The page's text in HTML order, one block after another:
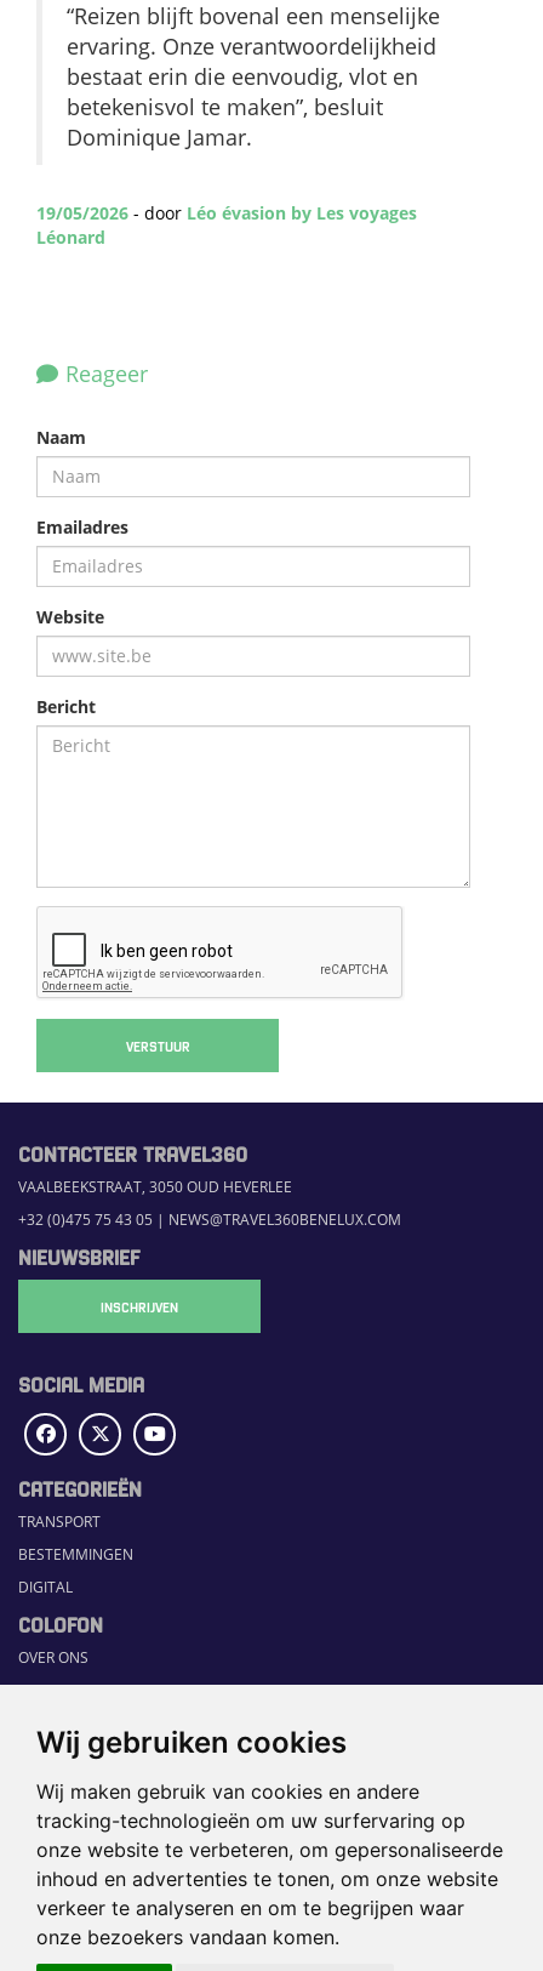
Wij gebruiken cookies
Wij maken gebruik van cookies en andere
tracking-technologieën om uw surfervaring op
onze website te verbeteren, om gepersonaliseerde
inhoud en advertenties te tonen, om onze website
verkeer te analyseren en om te begrijpen waar
onze bezoekers vandaan komen.
“Reizen blijft bovenal een menselijke
ervaring. Onze verantwoordelijkheid
bestaat erin die eenvoudig, vlot en
betekenisvol te maken”, besluit
Dominique Jamar.
19/05/2026 - door Léo évasion by Les voyages
Léonard
Reageer
Naam
Emailadres
Website
Bericht
VERSTUUR
CONTACTEER TRAVEL360
VAALBEEKSTRAAT, 3050 OUD HEVERLEE
+32 (0)475 75 43 05 | NEWS@TRAVEL360BENELUX.COM
NIEUWSBRIEF
INSCHRIJVEN
SOCIAL MEDIA
CATEGORIEËN
TRANSPORT
BESTEMMINGEN
DIGITAL
COLOFON
OVER ONS
COMMUNICATION PLATFORM
RUBRIEKEN
HOME
SECTORGIDS
JOBS
HAPPENING
©2026 TRAVEL360° |SITEMAP